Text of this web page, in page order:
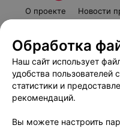
О проекте Новости
Пользовательское
Написать
Обработка
Наш сайт использует
удобства пользователей
статистики и
рекомендаций.
Вы можете настроить